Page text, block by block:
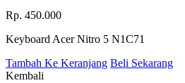
Rp. 450.000
Keyboard Acer Nitro 5 N1C71
Tambah Ke Keranjang Beli Sekarang
Kembali